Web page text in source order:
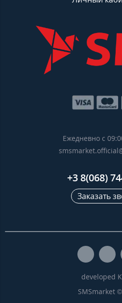
Ежедневно с
+3 8(068)
Заказать
SMSmarket
developed